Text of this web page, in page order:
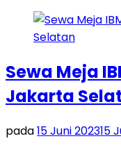
Sewa Meja
Jakarta
pada15 Juni 202315